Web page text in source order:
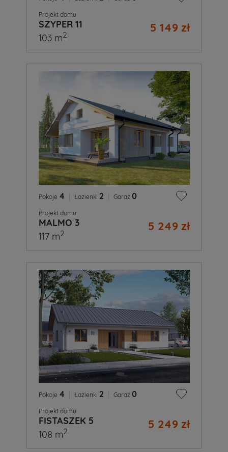
Projekt domu
SZYPER 11 5 149 zł
103 m2
Pokoje 4 Łazienki 2 Garaż 0
Projekt domu
MALMO 3 5 249 zł
117 m2
Pokoje 4 Łazienki 2 Garaż 0
Projekt domu
FISTASZEK 5 5 249 zł
108 m2